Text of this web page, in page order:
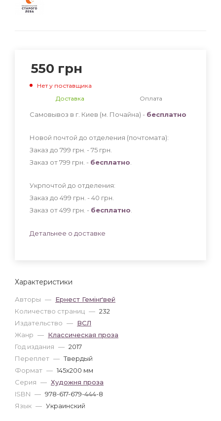
Характеристики
Авторы — Ернест Гемінґвей
Количество страниц — 232
Издательство — ВСЛ
Жанр — Классическая проза
Год издания — 2017
Переплет — Твердый
Формат — 145x200 мм
Серия — Художня проза
ISBN — 978-617-679-444-8
Язык — Украинский
550 грн
Нет у поставщика
Доставка
Оплата
Самовывоз в г. Киев (м. Почайна) - бесплатно
Новой почтой до отделения (почтомата):
Заказ до 799 грн. - 75 грн
Заказ от 799 грн. - бесплатно
Укрпочтой до отделения:
Заказ до 499 грн. - 40 грн
Заказ от 499 грн. - бесплатно
Детальнее о доставке